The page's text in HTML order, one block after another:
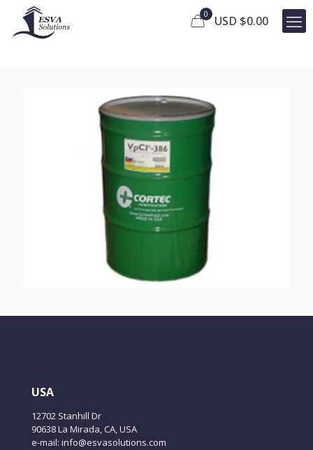
0 USD $0.00
USA
12702 Stanhill Dr
90638 La Mirada, CA, USA
e-mail: info@esvasolutions.com